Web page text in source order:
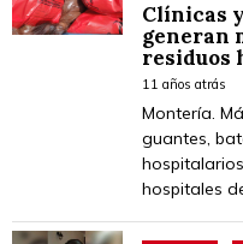
Clínicas
generan
residuos
11 años atrás
Montería.
guantes,
hospitales